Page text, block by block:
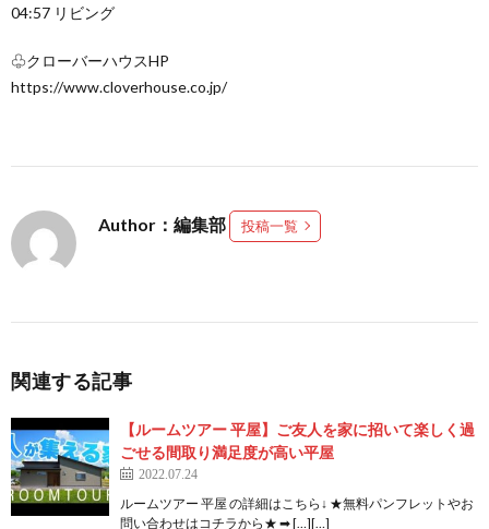
04:57 リビング
♧クローバーハウスHP
https://www.cloverhouse.co.jp/
Author：編集部 投稿一覧
関連する記事
【ルームツアー 平屋】ご友人を家に招いて楽しく過
ごせる間取り満足度が高い平屋
2022.07.24
ルームツアー 平屋 の詳細はこちら↓ ★無料パンフレットやお
問い合わせはコチラから★ ➡ […][…]